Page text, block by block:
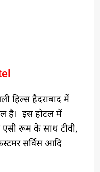
हिल्स हैदराबाद में
है। ‌ इस होटल में
एसी रूम के साथ टीवी,
सर्विस आदि